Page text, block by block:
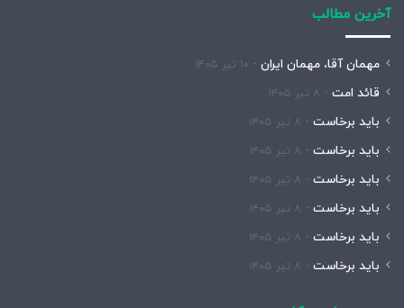
آخرین مطالب
مهمان آقا، مهمان ایران ۱۰ تیر ۱۴۰۵
قائد امت ۸ تیر ۱۴۰۵
باید برخاست ۸ تیر ۱۴۰۵
باید برخاست ۸ تیر ۱۴۰۵
باید برخاست ۸ تیر ۱۴۰۵
باید برخاست ۸ تیر ۱۴۰۵
باید برخاست ۸ تیر ۱۴۰۵
باید برخاست ۸ تیر ۱۴۰۵